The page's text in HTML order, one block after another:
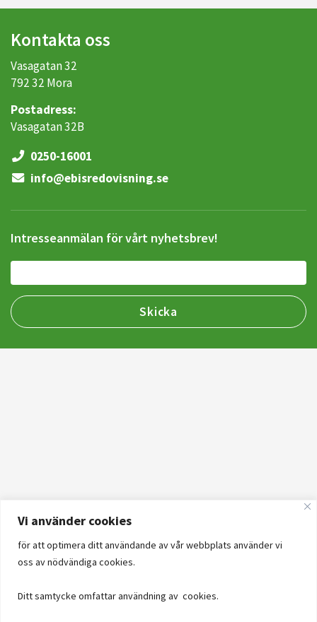
Vi använder cookies
för att optimera ditt användande av vår webbplats använder vi
oss av nödvändiga cookies.
Ditt samtycke omfattar användning av cookies.
Kontakta oss
Vasagatan 32
792 32 Mora
Postadress:
Vasagatan 32B
0250-16001
info@ebisredovisning.se
Intresseanmälan för vårt nyhetsbrev!